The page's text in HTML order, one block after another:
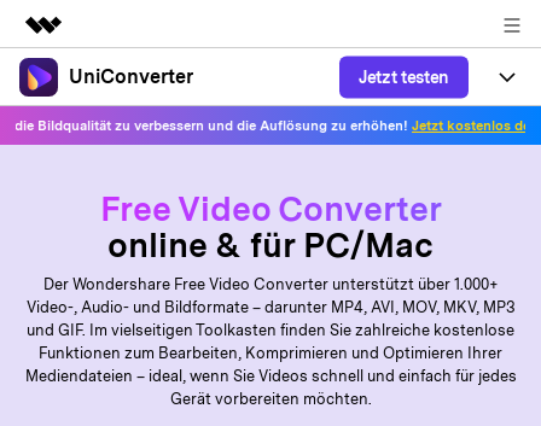
Top-Produkte
KI-gestützte digitale Kreativität
Business
Presseraum
Shop
Support
UniConverter Jetzt testen
Produkte
UniConverter für Windows
UniConverter für Mac
Free Video Converter
AniSmall-Video Compressor
Funktionen
Sprache-zu-Text
Präzise Spracherkennung für
Audio und Video.
Neu
Video Konverter
Erleben Sie leistungsstarke und
Beliebt
Online-Tools
Online Kompressor
Bilder oder Videodateien im
Handumdrehen komprimieren.
Neu
Anleitung
Tipps&Tricks
zu verbessern und die Auflösung zu erhöhen! Jetzt kostenlos den Foto-
Free Video Converter
online & für PC/Mac
Der Wondershare Free Video Converter unterstützt über 1.000+
Video-, Audio- und Bildformate – darunter MP4, AVI, MOV, MKV, MP3
und GIF. Im vielseitigen Toolkasten finden Sie zahlreiche kostenlose
Funktionen zum Bearbeiten, Komprimieren und Optimieren Ihrer
Mediendateien – ideal, wenn Sie Videos schnell und einfach für jedes
Gerät vorbereiten möchten.